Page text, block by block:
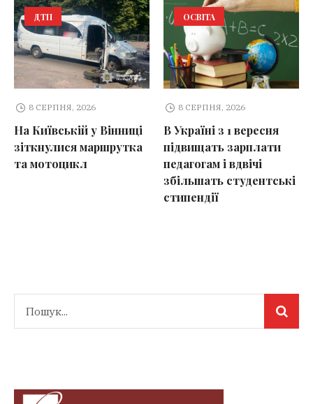
ДТП
8 СЕРПНЯ, 2026
На Київській у Вінниці
зіткнулися маршрутка
та мотоцикл
ОСВІТА
8 СЕРПНЯ, 2026
В Україні з 1 вересня
підвищать зарплати
педагогам і вдвічі
збільшать студентські
стипендії